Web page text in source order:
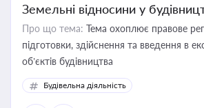
Земельні відносини у
Про що тема: Тема охоплює правове
підготовки, здійснення та введення в
об’єктів будівництва
Будівельна діяльність